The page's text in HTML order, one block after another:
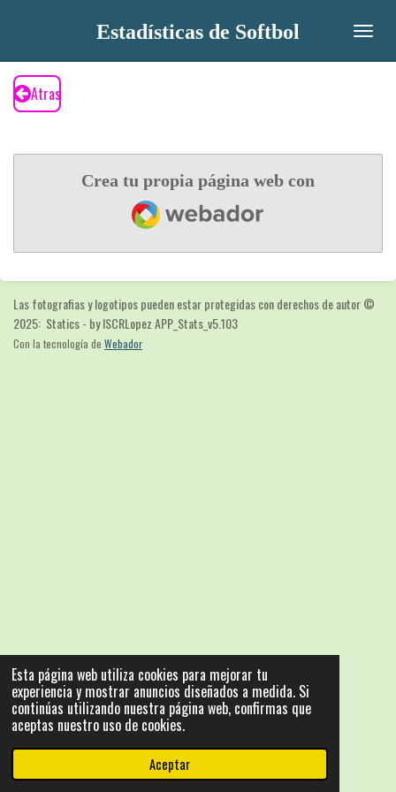
Esta página web utiliza cookies para mejorar tu
experiencia y mostrar anuncios diseñados a medida. Si
continúas utilizando nuestra página web, confirmas que
aceptas nuestro uso de cookies.
Aceptar
contenido
principal
Estadísticas de Softbol
Atras
Crea tu propia página web con
Webador
Las fotografias y logotipos pueden estar protegidas con derechos de autor©
2025: Statics - by ISCRLopez APP_Stats_v5.103
Con la tecnología de Webador